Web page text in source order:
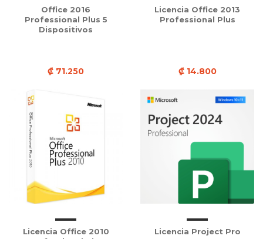
Office 2016
Professional Plus 5
Dispositivos
₡ 71.250
Licencia Office 2013
Professional Plus
₡ 14.800
Licencia Office 2010
Licencia Project Pro